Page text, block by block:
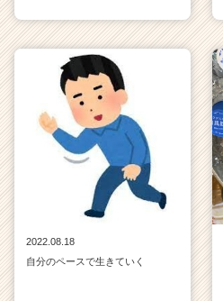
2022.08.18
自分のペースで生きていく